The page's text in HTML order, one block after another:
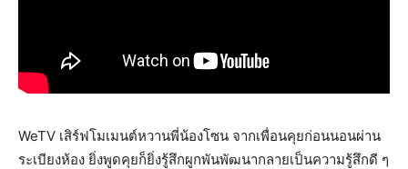
WeTV เสิร์ฟโมเมนต์หวานพี่น้องโซน จากเพื่อนคุยก่อนนอนผ่าน
ระเบียงห้อง ยิ่งพูดคุยก็ยิ่งรู้สึกผูกพันพัฒนากลายเป็นความรู้สึกดี ๆ